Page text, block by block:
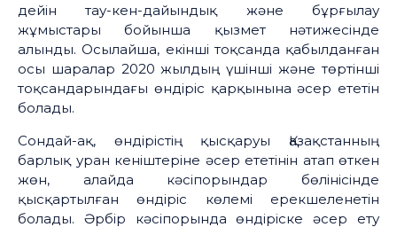
дейін тау-кен-дайындық және бұрғылау
жұмыстары бойынша қызмет нәтижесінде
алынды. Осылайша, екінші тоқсанда қабылданған
осы шаралар 2020 жылдың үшінші және төртінші
тоқсандарындағы өндіріс қарқынына әсер ететін
болады.
Сондай-ақ, өндірістің қысқаруы Қазақстанның
барлық уран кеніштеріне әсер ететінін атап өткен
жөн, алайда кәсіпорындар бөлінісінде
қысқартылған өндіріс көлемі ерекшеленетін
болады. Әрбір кәсіпорында өндіріске әсер ету